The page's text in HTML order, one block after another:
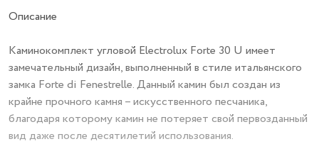
Описание
Каминокомплект угловой Electrolux Forte 30 U имеет
замечательный дизайн, выполненный в стиле итальянского
замка Forte di Fenestrelle. Данный камин был создан из
крайне прочного камня – искусственного песчаника,
благодаря которому камин не потеряет свой первозданный
вид даже после десятилетий использования.